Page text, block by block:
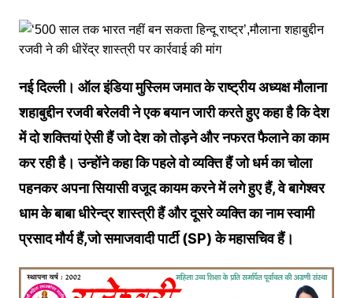
नई दिल्ली। ऑल इंडिया मुस्लिम जमात के राष्ट्रीय अध्यक्ष मौलाना
शहाबुद्दीन रजवी बरेलवी ने एक बयान जारी करते हुए कहा है कि देश
में दो शक्तियां ऐसी हैं जो देश को तोड़ने और नफरत फैलाने का काम
कर रही है। उन्होंने कहा कि पहले वो व्यक्ति हैं जो धर्म का चोला
पहनकर अपना सियासी वजूद कायम करने में लगे हुए हैं, वे बागेश्वर
धाम के बाबा धीरेन्द्र शास्त्री हैं और दूसरे व्यक्ति का नाम स्वामी
प्रसाद मौर्य हैं,जो समाजवादी पार्टी (SP) के महासचिव हैं।